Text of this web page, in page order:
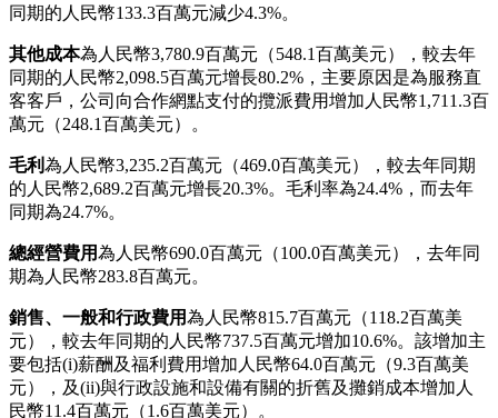
所帶來的轉載率提升。
分揀中心運營成本為人民幣2,454.3百萬元（355.8百萬美
元），較去年同期的人民幣2,314.6百萬元增長6.0%。該增長
主要來自(i)勞工相關成本增加人民幣74.3百萬元（10.8百萬美
元），但部分被自動化效益提升所抵銷，及(ii)與自動化設施
百萬美元）。截至2026年3月31日，有780套自動化分揀設備投
入使用，而截至2025年3月31日為631套。
同期的人民幣133.3百萬元減少4.3%。
同期的人民幣2,098.5百萬元增長80.2%，主要原因是為服務直
客客戶，公司向合作網點支付的攬派費用增加人民幣1,711.3百
萬元（248.1百萬美元）。
毛利為人民幣3,235.2百萬元（469.0百萬美元），較去年同期